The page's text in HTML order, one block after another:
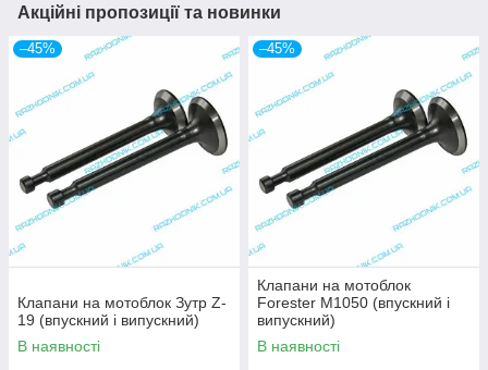
Акційні пропозиції та новинки
–45%
Клапани на мотоблок Зутр Z-
19 (впускний і випускний)
В наявності
–45%
Клапани на мотоблок
Forester M1050 (впускний і
випускний)
В наявності